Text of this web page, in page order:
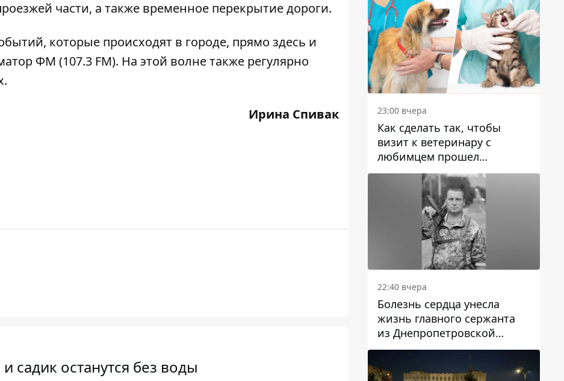
части, а также временное перекрытие дороги.
которые происходят в городе, прямо здесь и
ФМ (107.3 FM). На этой волне также регулярно
Ирина Спивак
садик останутся без воды
мужчин
23:00 вчера
Как сделать так, чтобы
визит к ветеринару с
любимцем прошел
спокойно: простые советы
22:40 вчера
Болезнь сердца унесла
жизнь главного сержанта
из Днепропетровской
области Юрия Свистуна